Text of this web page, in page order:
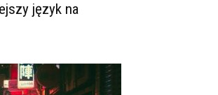
język na